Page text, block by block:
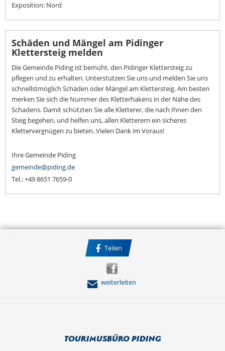
Exposition: Nord
Schäden und Mängel am Pidinger
Klettersteig melden
Die Gemeinde Piding ist bemüht, den Pidinger Klettersteig zu
pflegen und zu erhalten. Unterstützen Sie uns und melden Sie uns
schnellstmöglich Schäden oder Mängel am Klettersteig. Am besten
merken Sie sich die Nummer des Kletterhakens in der Nähe des
Schadens. Damit schützten Sie alle Kletterer, die nach Ihnen den
Steig begehen, und helfen uns, allen Kletterern ein sicheres
Klettervergnügen zu bieten. Vielen Dank im Voraus!
Ihre Gemeinde Piding
gemeinde@piding.de
Tel.: +49 8651 7659-0
Teilen
weiterleiten
Tourimusbüro Piding